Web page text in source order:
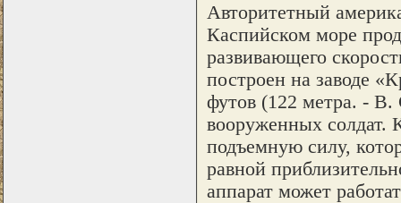
Авторитетный
Каспийском море
развивающего
построен на заводе
футов (122 метра. - В.
вооруженных солдат.
подъемную силу,
равной
аппарат может